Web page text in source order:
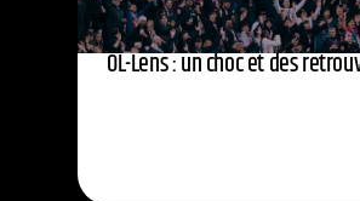
OL-Lens : un choc et des